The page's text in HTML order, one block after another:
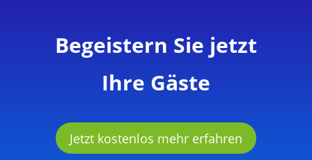
Begeistern Sie jetzt
Ihre Gäste
Jetzt kostenlos mehr erfahren